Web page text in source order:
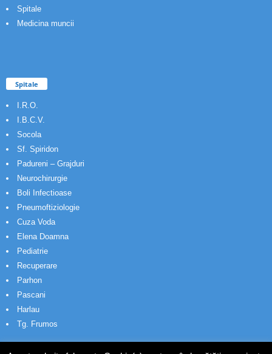
Spitale
Medicina muncii
Spitale
I.R.O.
I.B.C.V.
Socola
Sf. Spiridon
Padureni – Grajduri
Neurochirurgie
Boli Infectioase
Pneumoftiziologie
Cuza Voda
Elena Doamna
Pediatrie
Recuperare
Parhon
Pascani
Harlau
Tg. Frumos